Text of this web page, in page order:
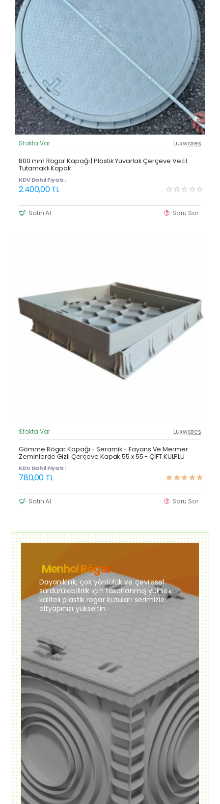
Güncel Fiyat
Yeni Ürün
Stokta Var Luxwares
800 mm Rögar Kapağı | Plastik Yuvarlak Çerçeve Ve El
Tutamaklı Kapak
KDV Dahil Fiyatı :
2.400,00 TL
Satın Al Soru Sor
Güncel Fiyat
Çok Satan
Stokta Var Luxwares
Gömme Rögar Kapağı - Seramik - Fayans Ve Mermer
Zeminlerde Gizli Çerçeve Kapak 55 x 55 - ÇİFT KULPLU
KDV Dahil Fiyatı :
780,00 TL
Satın Al Soru Sor
Menhol Rögar
Dayanıklılık, çok yönlülük ve çevresel
sürdürülebilirlik için tasarlanmış yüksek
kaliteli plastik rögar kutuları serimizle
altyapınızı yükseltin.